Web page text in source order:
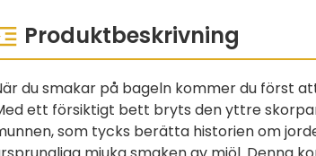
Produktbeskrivning
du smakar på bageln kommer du först
ett försiktigt bett bryts den yttre
som tycks berätta historien om